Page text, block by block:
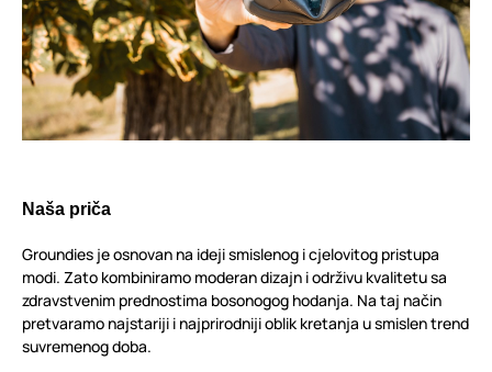
Naša priča
Groundies je osnovan na ideji smislenog i cjelovitog pristupa
modi. Zato kombiniramo moderan dizajn i održivu kvalitetu sa
zdravstvenim prednostima bosonogog hodanja. Na taj način
pretvaramo najstariji i najprirodniji oblik kretanja u smislen trend
suvremenog doba.